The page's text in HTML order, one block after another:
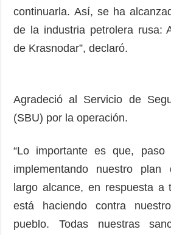
continuarla. Así, se ha
de la industria petrolera rusa:
de Krasnodar”, declaró.
Agradeció al Servicio de
(SBU) por la operación.
“Lo importante es que,
implementando nuestro
largo alcance, en respuesta a
está haciendo contra
pueblo. Todas nuestras